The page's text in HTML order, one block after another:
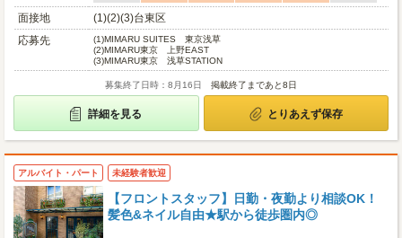
面接地
(1)(2)(3)台東区
応募先
(1)MIMARU SUITES 東京浅草
(2)MIMARU東京 上野EAST
(3)MIMARU東京 浅草STATION
募集終了日時：8月16日 掲載終了まであと8日
詳細を見る とりあえず保存
アルバイト・パート 未経験者歓迎
【フロントスタッフ】日勤・夜勤より相談OK！
髪色&ネイル自由★駅から徒歩圏内◎